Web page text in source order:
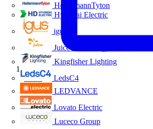
HellermannTyton
Hyundai Electric
igus
Juice Technology
Kingfisher Lighting
LedsC4
LEDVANCE
Lovato Electric
Luceco Group
Inicio